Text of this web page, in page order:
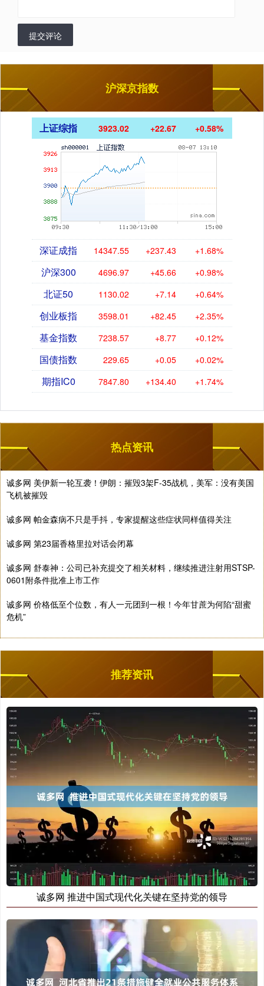
提交评论
沪深京指数
上证综指 3923.02 +22.67 +0.58%
深证成指 14347.55 +237.43 +1.68%
沪深300 4696.97 +45.66 +0.98%
北证50 1130.02 +7.14 +0.64%
创业板指 3598.01 +82.45 +2.35%
基金指数 7238.57 +8.77 +0.12%
国债指数 229.65 +0.05 +0.02%
期指IC0 7847.80 +134.40 +1.74%
热点资讯
诚多网 美伊新一轮互袭！伊朗：摧毁3架F-35战机，美军：没有美国
飞机被摧毁
诚多网 帕金森病不只是手抖，专家提醒这些症状同样值得关注
诚多网 第23届香格里拉对话会闭幕
诚多网 舒泰神：公司已补充提交了相关材料，继续推进注射用STSP-
0601附条件批准上市工作
诚多网 价格低至个位数，有人一元团到一根！今年甘蔗为何陷“甜蜜
危机”
推荐资讯
诚多网 推进中国式现代化关键在坚持党的领导